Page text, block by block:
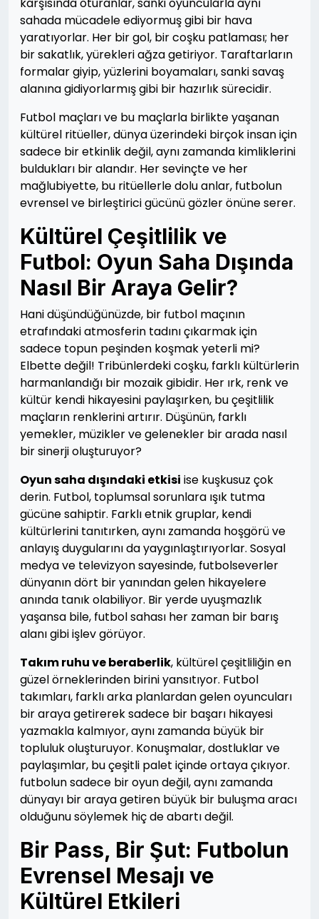
sahada mücadele ediyormuş gibi bir hava
yaratıyorlar. Her bir gol, bir coşku patlaması; her
bir sakatlık, yürekleri ağza getiriyor. Taraftarların
formalar giyip, yüzlerini boyamaları, sanki savaş
alanına gidiyorlarmış gibi bir hazırlık sürecidir.
Futbol maçları ve bu maçlarla birlikte yaşanan
kültürel ritüeller, dünya üzerindeki birçok insan için
sadece bir etkinlik değil, aynı zamanda kimliklerini
buldukları bir alandır. Her sevinçte ve her
mağlubiyette, bu ritüellerle dolu anlar, futbolun
evrensel ve birleştirici gücünü gözler önüne serer.
Kültürel Çeşitlilik ve
Futbol: Oyun Saha Dışında
Nasıl Bir Araya Gelir?
Hani düşündüğünüzde, bir futbol maçının
etrafındaki atmosferin tadını çıkarmak için
sadece topun peşinden koşmak yeterli mi?
Elbette değil! Tribünlerdeki coşku, farklı kültürlerin
harmanlandığı bir mozaik gibidir. Her ırk, renk ve
kültür kendi hikayesini paylaşırken, bu çeşitlilik
maçların renklerini artırır. Düşünün, farklı
yemekler, müzikler ve gelenekler bir arada nasıl
bir sinerji oluşturuyor?
Oyun saha dışındaki etkisi ise kuşkusuz çok
derin. Futbol, toplumsal sorunlara ışık tutma
gücüne sahiptir. Farklı etnik gruplar, kendi
kültürlerini tanıtırken, aynı zamanda hoşgörü ve
anlayış duygularını da yaygınlaştırıyorlar. Sosyal
medya ve televizyon sayesinde, futbolseverler
dünyanın dört bir yanından gelen hikayelere
anında tanık olabiliyor. Bir yerde uyuşmazlık
yaşansa bile, futbol sahası her zaman bir barış
alanı gibi işlev görüyor.
Takım ruhu ve beraberlik, kültürel çeşitliliğin en
güzel örneklerinden birini yansıtıyor. Futbol
takımları, farklı arka planlardan gelen oyuncuları
bir araya getirerek sadece bir başarı hikayesi
yazmakla kalmıyor, aynı zamanda büyük bir
topluluk oluşturuyor. Konuşmalar, dostluklar ve
paylaşımlar, bu çeşitli palet içinde ortaya çıkıyor.
futbolun sadece bir oyun değil, aynı zamanda
dünyayı bir araya getiren büyük bir buluşma aracı
olduğunu söylemek hiç de abartı değil.
Bir Pass, Bir Şut: Futbolun
Evrensel Mesajı ve
Kültürel Etkileri